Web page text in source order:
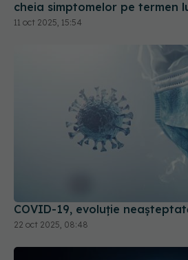
COVID-19, evoluție